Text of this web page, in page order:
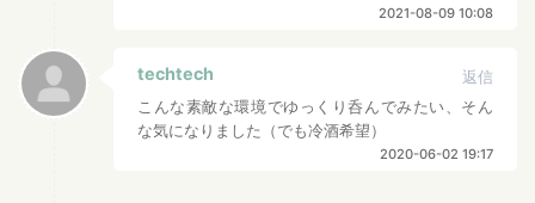
2021-08-09 10:08
techtech
返信
こんな素敵な環境でゆっくり呑んでみたい、そん
な気になりました（でも冷酒希望）
2020-06-02 19:17